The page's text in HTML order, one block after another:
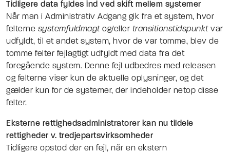
Tidligere data fyldes ind ved skift mellem systemer
Når man i Administrativ Adgang gik fra et system, hvor
felterne systemfuldmagtog/eller transitionstidspunktvar
udfyldt, til et andet system, hvor de var tomme, blev de
tomme felter fejlagtigt udfyldt med data fra det
foregående system. Denne fejl udbedres med releasen
og felterne viser kun de aktuelle oplysninger, og det
gælder kun for de systemer, der indeholder netop disse
felter.
Eksterne rettighedsadministratorer kan nu tildele
rettigheder v. tredjepartsvirksomheder
Tidligere opstod der en fejl, når en ekstern